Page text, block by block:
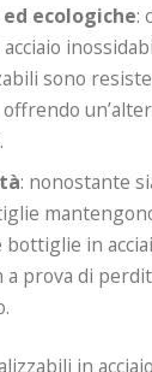
ecologiche:
sono
: nonostante
bottiglie in
a prova di
in